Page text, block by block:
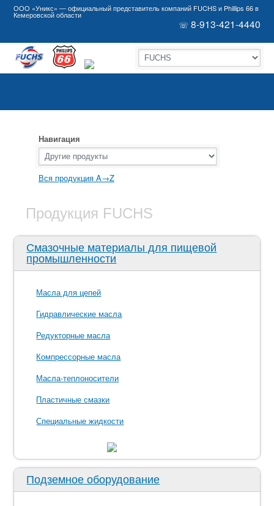
ООО «Уникс» — официальный представитель компаний FUCHS и Phillips 66 в
Кемеровской области
☏ 8-913-421-4440
Навигация
Вся продукция A→Z
Продукция FUCHS
Смазочные материалы для пищевой
промышленности
Масла для цепей
Гидравлические масла
Редукторные масла
Компрессорные масла
Масла-теплоносители
Пластичные смазки
Специальные жидкости
Подземное оборудование